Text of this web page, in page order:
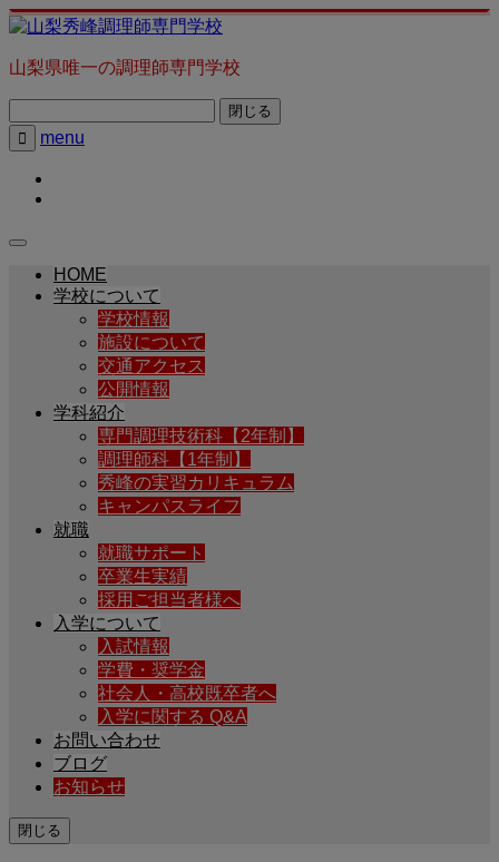
山梨県唯一の調理師専門学校
閉じる

menu
HOME
学校について
学校情報
施設について
交通アクセス
公開情報
学科紹介
専門調理技術科【2年制】
調理師科【1年制】
秀峰の実習カリキュラム
キャンパスライフ
就職
就職サポート
卒業生実績
採用ご担当者様へ
入学について
入試情報
学費・奨学金
社会人・高校既卒者へ
入学に関する Q&A
お問い合わせ
ブログ
お知らせ
閉じる